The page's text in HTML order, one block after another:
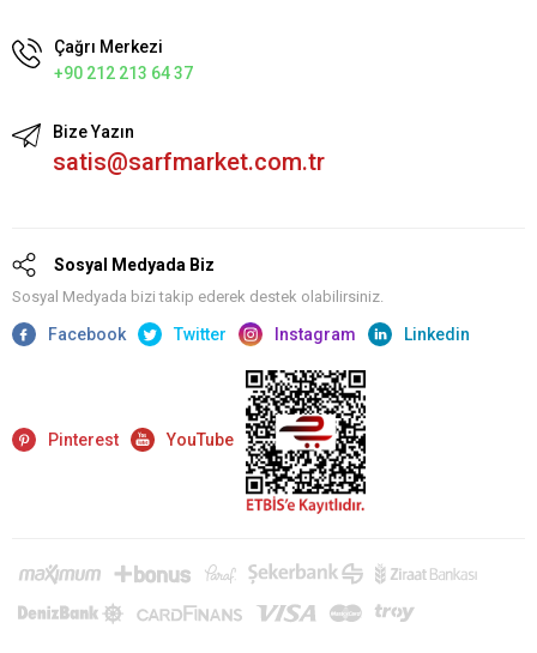
Çağrı Merkezi
+90 212 213 64 37
Bize Yazın
satis@sarfmarket.com.tr
Sosyal Medyada Biz
Sosyal Medyada bizi takip ederek destek olabilirsiniz.
Facebook Twitter Instagram Linkedin
Pinterest YouTube